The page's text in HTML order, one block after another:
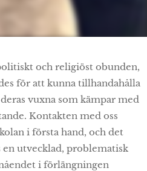
och religiöst obunden,
för att kunna tillhandahålla
vuxna som kämpar med
Kontakten med oss
i första hand, och det
utvecklad, problematisk
i förlängningen